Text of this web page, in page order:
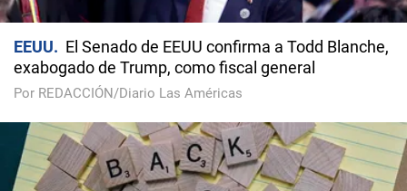
EEUU
El Senado de EEUU confirma a Todd Blanche,
exabogado de Trump, como fiscal general
Por REDACCIÓN/Diario Las Américas